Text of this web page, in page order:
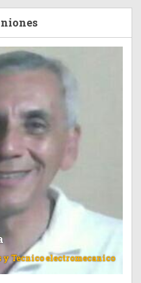
y Tecnico electromecanico